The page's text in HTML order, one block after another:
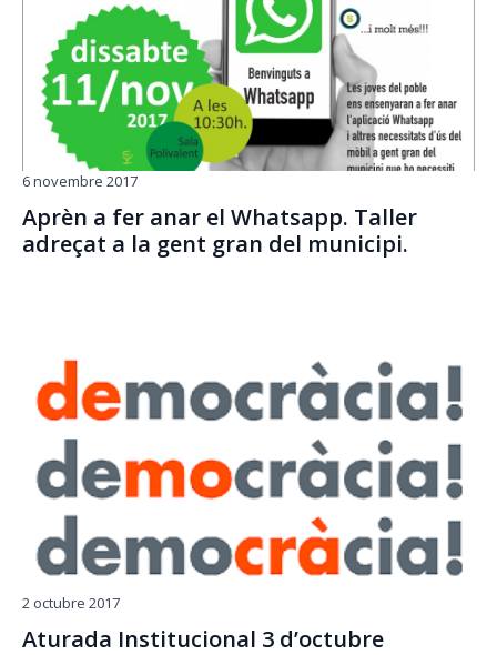
Aprèn a fer anar el Whatsapp. Taller
adreçat a la gent gran del municipi.
6 novembre 2017
Aturada Institucional 3 d’octubre
2 octubre 2017